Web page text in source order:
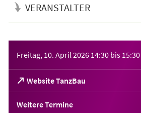
VERANSTALTER
Freitag, 10. April 2026 14:30 bis 15:30
Website TanzBau
(Öffnet
in
einem
neuen
Weitere Termine